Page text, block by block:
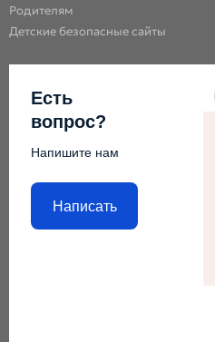
Родителям
Детские безопасные сайты
Есть
вопрос?
Напишите нам
Написать